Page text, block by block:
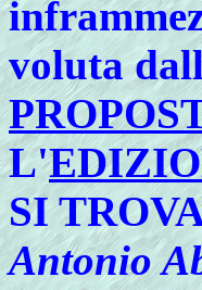
voluta
L'
SI
Antonio